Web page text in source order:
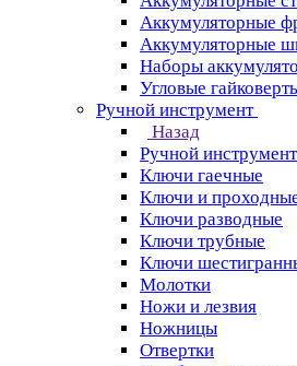
Аккумуляторные
Аккумуляторные
Наборы
Угловые
Ручной инструмент
Назад
Ручной инструмент
Ключи гаечные
Ключи и
Ключи разводные
Ключи трубные
Ключи
Молотки
Ножи и лезвия
Ножницы
Отвертки